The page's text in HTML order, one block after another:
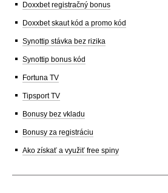
Doxxbet registračný bonus
Doxxbet skaut kód a promo kód
Synottip stávka bez rizika
Synottip bonus kód
Fortuna TV
Tipsport TV
Bonusy bez vkladu
Bonusy za registráciu
Ako získať a využiť free spiny